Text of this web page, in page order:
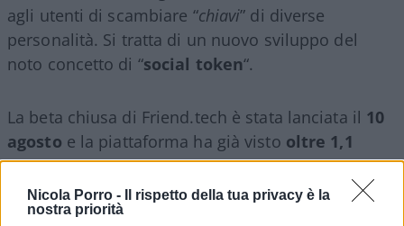
Nicola Porro -
Il rispetto della tua privacy è la
nostra priorità
agli utenti di scambiare “chiavi” di diverse
personalità. Si tratta di un nuovo sviluppo del
noto concetto di “social token“.
La beta chiusa di Friend.tech è stata lanciata il 10
agosto e la piattaforma ha già visto oltre 1,1
milioni di chiavi scambiate in oltre 935.000
transazioni, secondo i dati di un cruscotto di
Dune. Attualmente, la piattaforma è su invito e